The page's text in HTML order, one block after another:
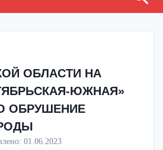
ОБЛАСТИ НА
ЮЖНАЯ»
ОБРУШЕНИЕ
01.06.2023